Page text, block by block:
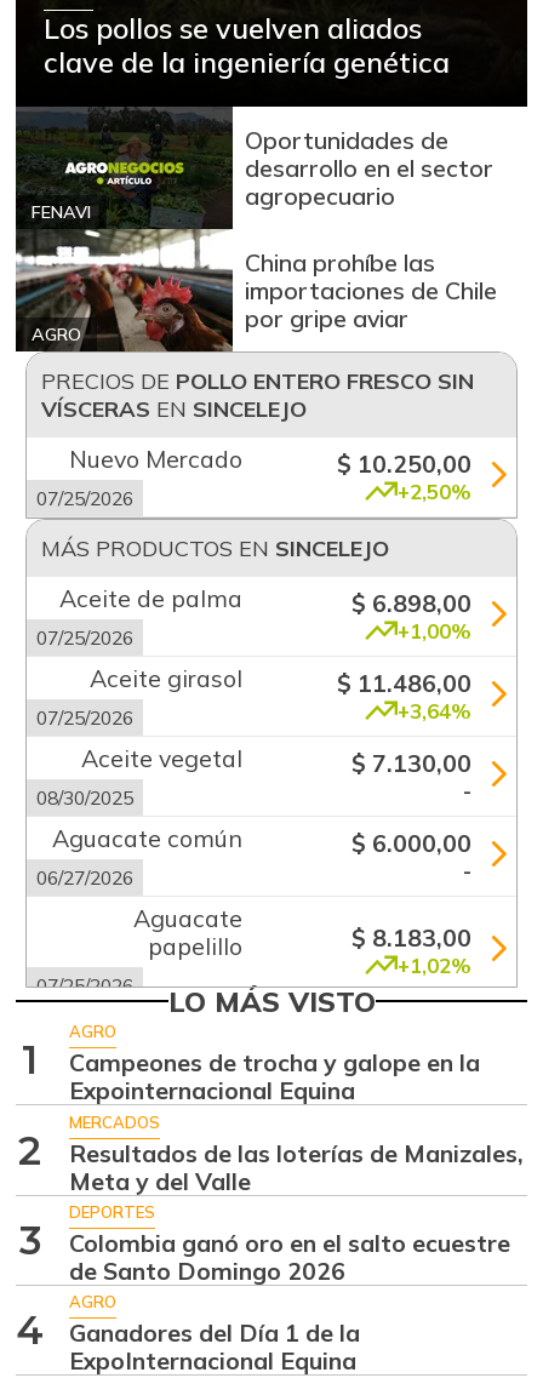
Los pollos se vuelven aliados
clave de la ingeniería genética
FENAVI
Oportunidades de
desarrollo en el sector
agropecuario
AGRO
China prohíbe las
importaciones de Chile
por gripe aviar
PRECIOS DE POLLO ENTERO FRESCO SIN
VÍSCERAS EN SINCELEJO
Nuevo Mercado
07/25/2026
$ 10.250,00
+2,50%
MÁS PRODUCTOS EN SINCELEJO
Aceite de palma
07/25/2026
$ 6.898,00
+1,00%
Aceite girasol
07/25/2026
$ 11.486,00
+3,64%
Aceite vegetal
08/30/2025
$ 7.130,00
-
Aguacate común
06/27/2026
$ 6.000,00
-
Aguacate
papelillo
07/25/2026
$ 8.183,00
+1,02%
07/25/2026 -6,69%
Ajo
07/25/2026
$ 5.667,00
-0,72%
Ají dulce
01/17/2015
$ 3.750,00
Ají topito dulce
07/25/2026
Alas de pollo sin
$ 6.950,00
LO MÁS VISTO
1
AGRO
Campeones de trocha y galope en la
Expointernacional Equina
2
MERCADOS
Resultados de las loterías de Manizales,
Meta y del Valle
3
DEPORTES
Colombia ganó oro en el salto ecuestre
de Santo Domingo 2026
4
AGRO
Ganadores del Día 1 de la
ExpoInternacional Equina